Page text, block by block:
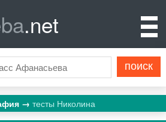
.net
тесты Николина